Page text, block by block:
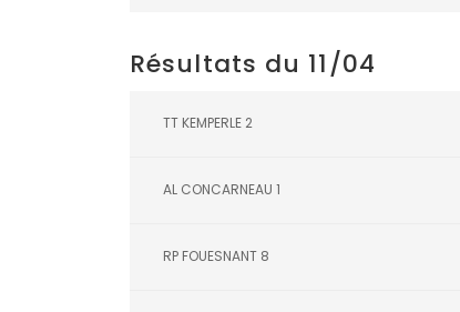
Résultats du 11/04
TT KEMPERLE 2
AL CONCARNEAU 1
RP FOUESNANT 8